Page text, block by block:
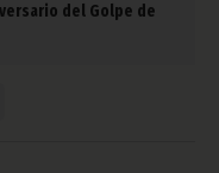
del Golpe de